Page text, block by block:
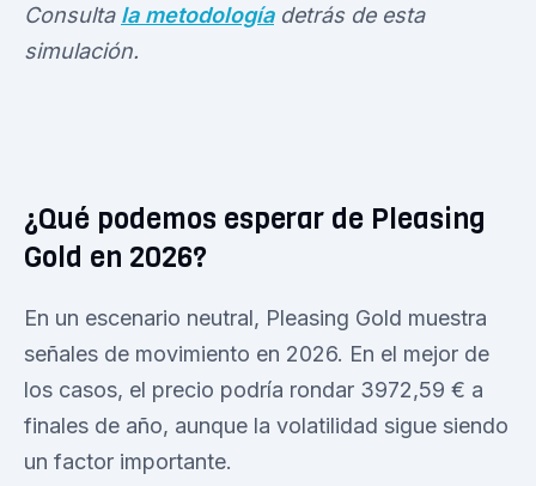
Consulta la metodologíadetrás de esta
simulación.
¿Qué podemos esperar de Pleasing
Gold en 2026?
En un escenario neutral, Pleasing Gold muestra
señales de movimiento en 2026. En el mejor de
los casos, el precio podría rondar 3972,59 € a
finales de año, aunque la volatilidad sigue siendo
un factor importante.